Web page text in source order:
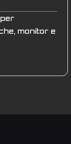
monitor e